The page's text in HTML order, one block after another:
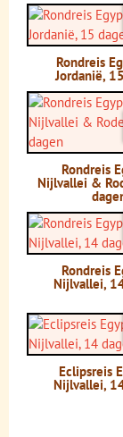
Rondreis
Jordanië,
Rondreis
Nijlvallei &
Rondreis
Nijlvallei,
Eclipsreis
Nijlvallei,